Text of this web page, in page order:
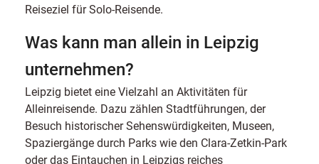
Reiseziel für Solo-Reisende.
Was kann man allein in Leipzig
unternehmen?
Leipzig bietet eine Vielzahl an Aktivitäten für
Alleinreisende. Dazu zählen Stadtführungen, der
Besuch historischer Sehenswürdigkeiten, Museen,
Spaziergänge durch Parks wie den Clara-Zetkin-Park
oder das Eintauchen in Leipzigs reiches